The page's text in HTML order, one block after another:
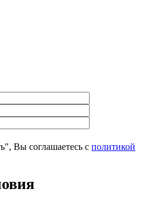
Вы соглашаетесь с политикой